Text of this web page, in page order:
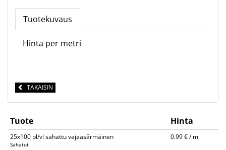
Tuotekuvaus
Hinta per metri
TAKAISIN
Tuote Hinta
25x100 pl/vl sahattu vajaasärmäinen
Sahatut
0.99 € / m